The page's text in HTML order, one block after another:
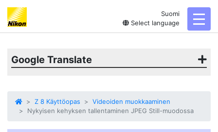
Suomi
Select language
Google Translate
Z 8 Käyttöopas
Videoiden muokkaaminen
Nykyisen kehyksen tallentaminen JPEG Still-muodossa